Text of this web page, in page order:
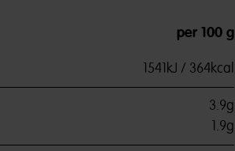
per 100 g
1541kJ / 364kcal
3.9g
1.9g